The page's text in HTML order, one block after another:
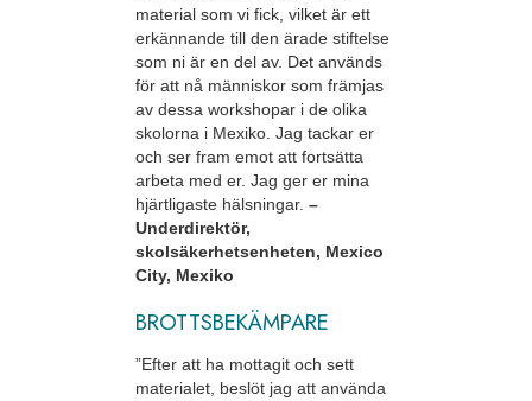
material som vi fick, vilket är ett
erkännande till den ärade stiftelse
som ni är en del av. Det används
för att nå människor som främjas
av dessa workshopar i de olika
skolorna i Mexiko. Jag tackar er
och ser fram emot att fortsätta
arbeta med er. Jag ger er mina
hjärtligaste hälsningar. –
Underdirektör,
skolsäkerhetsenheten, Mexico
City, Mexiko
BROTTSBEKÄMPARE
”Efter att ha mottagit och sett
materialet, beslöt jag att använda